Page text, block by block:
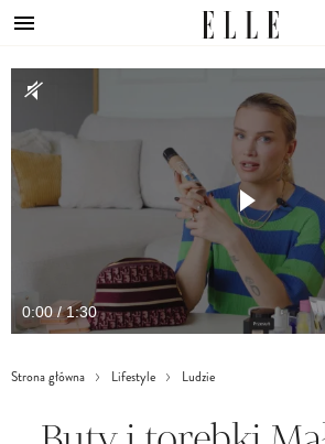
0:00 / 1:30
Strona główna Lifestyle Ludzie